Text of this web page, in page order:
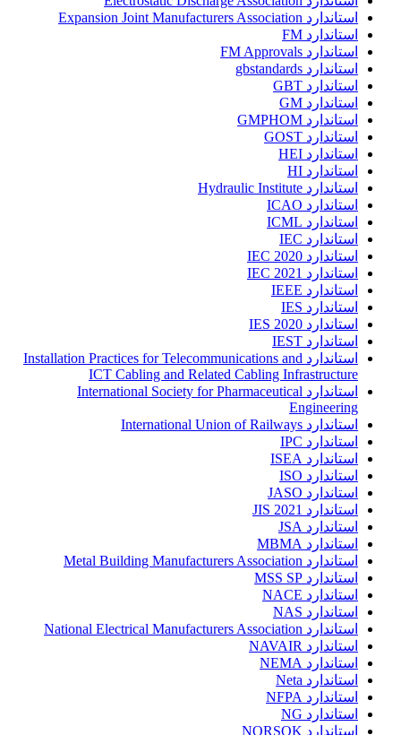
استاندارد Expansion Joint Manufacturers Association
استاندارد FM
استاندارد FM Approvals
استاندارد gbstandards
استاندارد GBT
استاندارد GM
استاندارد GMPHOM
استاندارد GOST
استاندارد HEI
استاندارد HI
استاندارد Hydraulic Institute
استاندارد ICAO
استاندارد ICML
استاندارد IEC
استاندارد IEC 2020
استاندارد IEC 2021
استاندارد IEEE
استاندارد IES
استاندارد IES 2020
استاندارد IEST
استاندارد Installation Practices for Telecommunications and
ICT Cabling and Related Cabling Infrastructure
استاندارد International Society for Pharmaceutical
Engineering
استاندارد International Union of Railways
استاندارد IPC
استاندارد ISEA
استاندارد ISO
استاندارد JASO
استاندارد JIS 2021
استاندارد JSA
استاندارد MBMA
استاندارد Metal Building Manufacturers Association
استاندارد MSS SP
استاندارد NACE
استاندارد NAS
استاندارد National Electrical Manufacturers Association
استاندارد NAVAIR
استاندارد NEMA
استاندارد Neta
استاندارد NFPA
استاندارد NG
استاندارد NORSOK